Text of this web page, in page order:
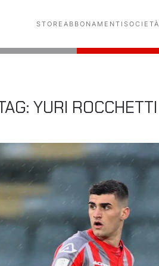
STORE ABBONAMENTI SOCIETÀ
YURI ROCCHETTI